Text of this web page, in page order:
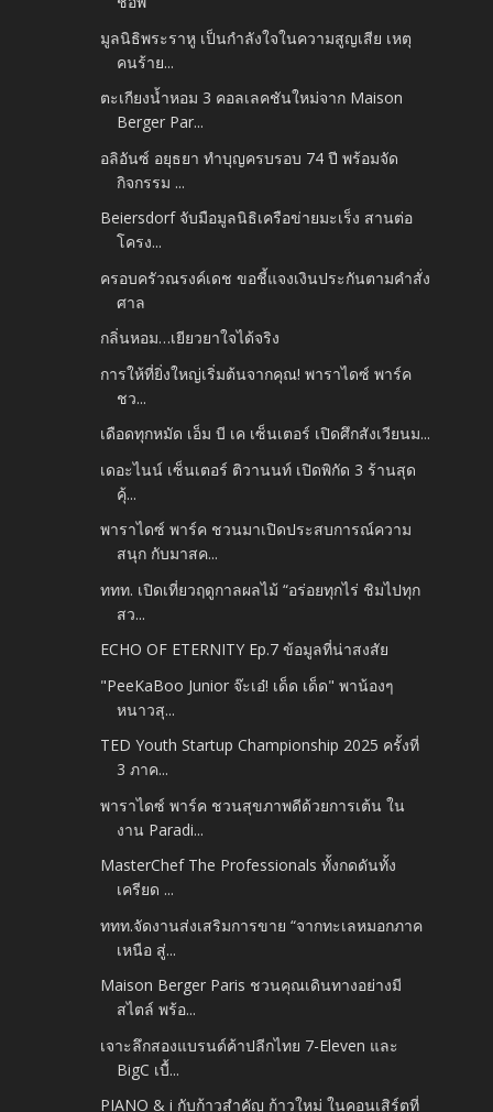
มูลนิธิพระราหู เป็นกำลังใจในความสูญเสีย เหตุ
คนร้าย...
ตะเกียงน้ำหอม 3 คอลเลคชันใหม่จาก Maison
Berger Par...
อลิอันซ์ อยุธยา ทำบุญครบรอบ 74 ปี พร้อมจัด
กิจกรรม ...
Beiersdorf จับมือมูลนิธิเครือข่ายมะเร็ง สานต่อ
โครง...
ครอบครัวณรงค์เดช ขอชี้แจงเงินประกันตามคำสั่ง
ศาล
กลิ่นหอม…เยียวยาใจได้จริง
การให้ที่ยิ่งใหญ่เริ่มต้นจากคุณ! พาราไดซ์ พาร์ค
ชว...
เดือดทุกหมัด เอ็ม บี เค เซ็นเตอร์ เปิดศึกสังเวียนม...
เดอะไนน์ เซ็นเตอร์ ติวานนท์ เปิดพิกัด 3 ร้านสุด
คุ้...
พาราไดซ์ พาร์ค ชวนมาเปิดประสบการณ์ความ
สนุก กับมาสค...
ททท. เปิดเที่ยวฤดูกาลผลไม้ “อร่อยทุกไร่ ชิมไปทุก
สว...
ECHO OF ETERNITY Ep.7 ข้อมูลที่น่าสงสัย
"PeeKaBoo Junior จ๊ะเอ๋! เด็ด เด็ด" พาน้องๆ
หนาวสุ...
TED Youth Startup Championship 2025 ครั้งที่
3 ภาค...
พาราไดซ์ พาร์ค ชวนสุขภาพดีด้วยการเต้น ใน
งาน Paradi...
MasterChef The Professionals ทั้งกดดันทั้ง
เครียด ...
ททท.จัดงานส่งเสริมการขาย “จากทะเลหมอกภาค
เหนือ สู่...
Maison Berger Paris ชวนคุณเดินทางอย่างมี
สไตล์ พร้อ...
เจาะลึกสองแบรนด์ค้าปลีกไทย 7-Eleven และ
BigC เบื้...
PIANO & i กับก้าวสำคัญ ก้าวใหม่ ในคอนเสิร์ตที่